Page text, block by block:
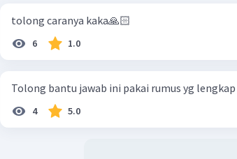
tolong caranya kaka🙏🏻
6 1.0
Tolong bantu jawab ini pakai rumus yg lengkap
4 5.0